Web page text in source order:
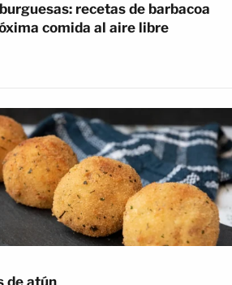
recetas de barbacoa
comida al aire libre
de atún